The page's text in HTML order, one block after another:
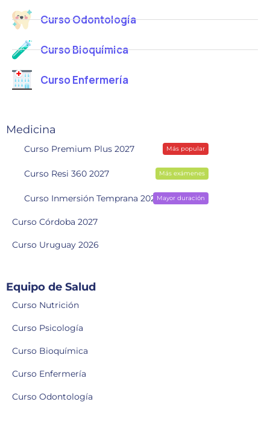
Curso Odontología
Curso Bioquímica
Curso Enfermería
Medicina
Curso Premium Plus 2027 Más popular
Curso Resi 360 2027 Más exámenes
Curso Inmersión Temprana 2028Mayor duración
Curso Córdoba 2027
Curso Uruguay 2026
Equipo de Salud
Curso Nutrición
Curso Psicología
Curso Bioquímica
Curso Enfermería
Curso Odontología